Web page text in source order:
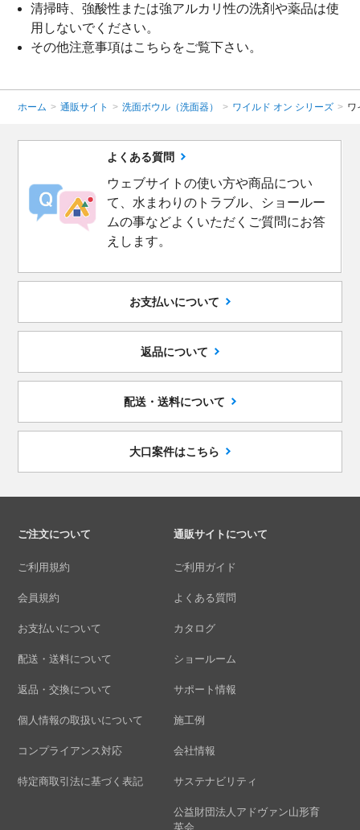
清掃時、強酸性または強アルカリ性の洗剤や薬品は使
用しないでください。
その他注意事項はこちら をご覧下さい。
ホーム > 通販サイト > 洗面ボウル（洗面器） > ワイルド オン シリーズ > ワ
よくある質問
ウェブサイトの使い方や商品につい
て、水まわりのトラブル、ショールー
ムの事などよくいただくご質問にお答
えします。
お支払いについて
返品について
配送・送料について
大口案件はこちら
ご注文について
ご利用規約
会員規約
お支払いについて
配送・送料について
返品・交換について
個人情報の取扱いについて
コンプライアンス対応
特定商取引法に基づく表記
通販サイトについて
ご利用ガイド
よくある質問
カタログ
ショールーム
サポート情報
施工例
会社情報
サステナビリティ
公益財団法人アドヴァン山形育
英会